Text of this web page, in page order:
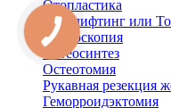
Отопластика
Бодилифтинг или
Артроскопия
Остеосинтез
Остеотомия
Рукавная резекция
Геморроидэктомия